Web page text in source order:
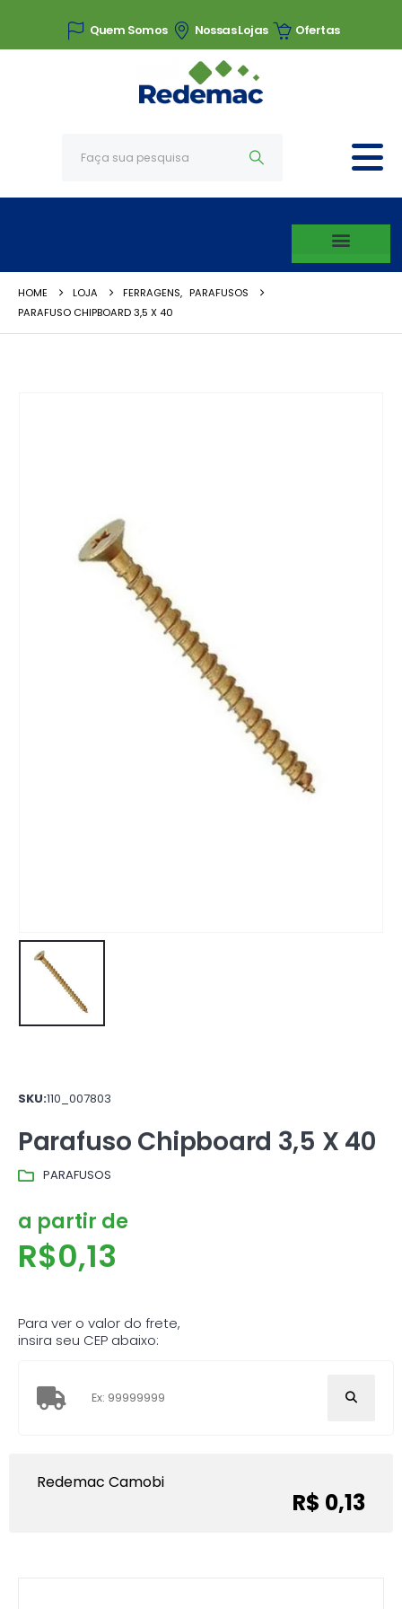
Quem Somos Nossas Lojas Ofertas
HOME LOJA FERRAGENS, PARAFUSOS
PARAFUSO CHIPBOARD 3,5 X 40
SKU:110_007803
Parafuso Chipboard 3,5 X 40
PARAFUSOS
a partir de
R$0,13
Para ver o valor do frete,
insira seu CEP abaixo:
Redemac Camobi
R$ 0,13